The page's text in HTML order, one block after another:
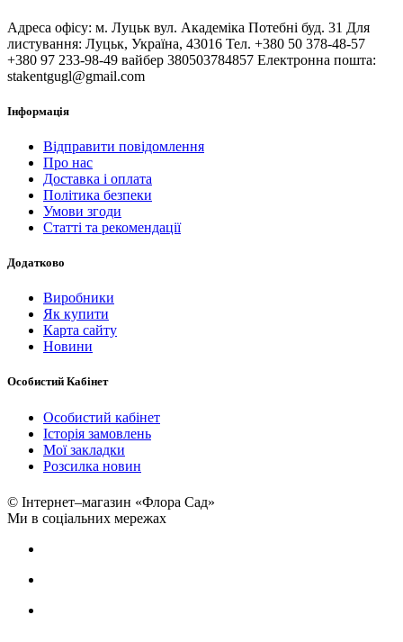
Адреса офісу: м. Луцьк вул. Академіка Потебні буд. 31 Для
листування: Луцьк, Україна, 43016 Тел. +380 50 378-48-57
+380 97 233-98-49 вайбер 380503784857 Електронна пошта:
stakentgugl@gmail.com
Інформація
Відправити повідомлення
Про нас
Доставка і оплата
Політика безпеки
Умови згоди
Статті та рекомендації
Додатково
Виробники
Як купити
Карта сайту
Новини
Особистий Кабінет
Особистий кабінет
Історія замовлень
Мої закладки
Розсилка новин
© Інтернет–магазин «Флора Сад»
Ми в соціальних мережах